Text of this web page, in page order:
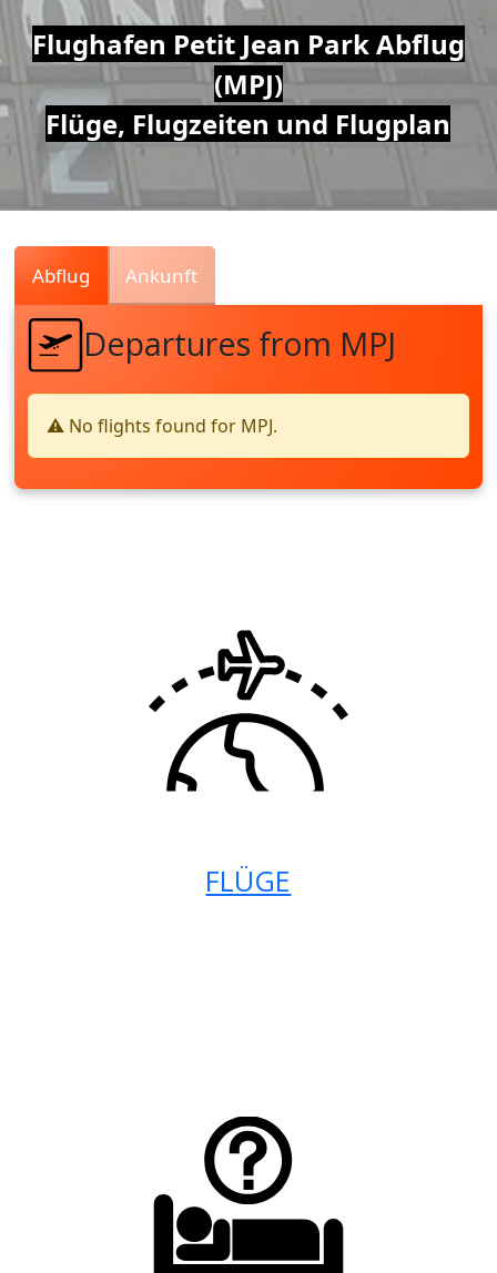
Air
Traffic
Live
Flughafen Petit Jean Park Abflug
(MPJ)
Flüge, Flugzeiten und Flugplan
Abflug Ankunft
Departures from MPJ
⚠️ No flights found for MPJ.
FLÜGE